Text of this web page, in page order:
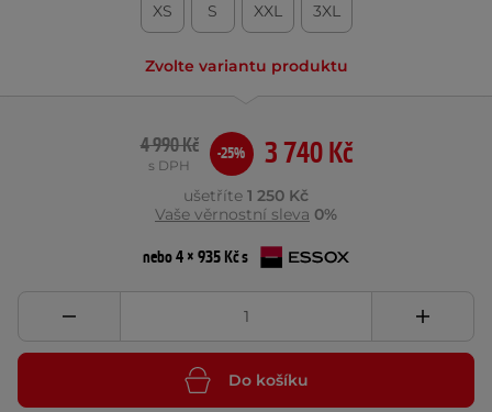
XS S XXL 3XL
Zvolte variantu produktu
3 740 Kč
4 990 Kč
s DPH
-25%
ušetříte 1 250 Kč
Vaše věrnostní sleva 0%
nebo 4 × 935 Kč s
Do košíku